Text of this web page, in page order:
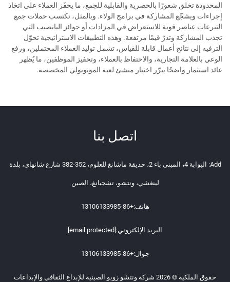
المحدودة تخلق شعورًا بالحصرية والقابلية للجمع، ما يحفّز العملاء على اتخاذ
إجراءات ويشجّع المشاركة في برامج الولاء. وبالمثل، تكتسب حملات جمع
التبرعات عناصر قوية للاستعراض في المزادات أو جوائز اليانصيب التي
تجذب المشاركة وتدرّ قيمًا مرتفعة. وهذه التطبيقات الاستراتيجية تحوّل
الترفيه إلى نتائج أعمال قابلة للقياس، تشمل توليد العملاء المحتملين، ورفع
الوعي بالعلامة التجارية، والاحتفاظ بالعملاء، وتحفيز الموظفين، ما يُظهر
عائد استثمار واضحًا يبرّر اختيار منشئ لعبة المونوبولي المخصصة.
اتصل بنا
Add: البوابة 4، المبنى باء 2، حديقة ماشانغ للعلوم، 352-382 شارع شانهاي، بلدة
لينغشي، ونتشو، تشجيانغ، الصين
هاتف:+86-13106133985
البريد الإلكتروني:[email protected]
جوال:+86-13106133985
حقوق الملكية © 2026 شركة ونتشو زويو الصينية للإبداع الثقافي والإبداعات